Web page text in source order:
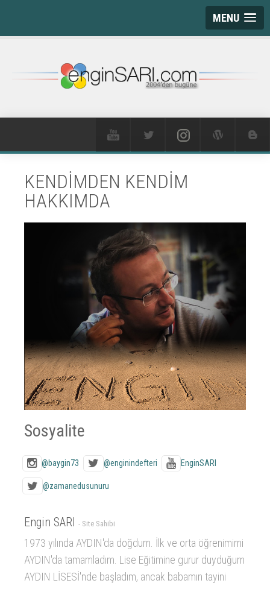
MENU
KENDİMDEN KENDİM
HAKKIMDA
Sosyalite
@baygin73 @enginindefteri EnginSARI
@zamanedusunuru
Engin SARI - Site Sahibi
1973 yılında AYDIN'da doğdum. İlk ve orta öğrenimimi
AYDIN'da tamamladım. Lise Eğitimine gurur duyduğum
AYDIN LİSESİ'nde başladım, ancak babamın tayini